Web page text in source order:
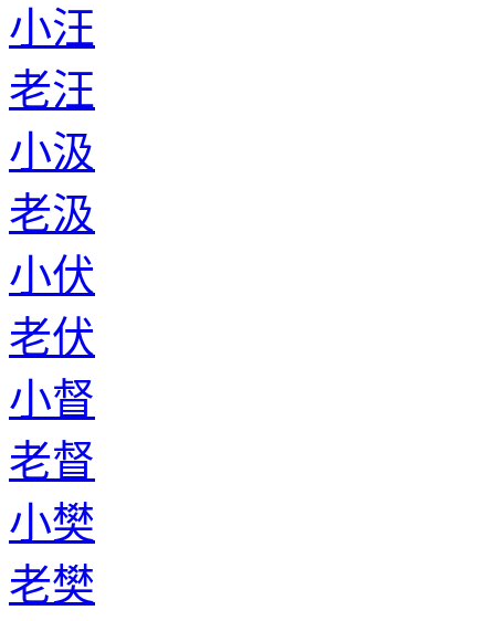
小汪
老汪
小汲
老汲
小伏
老伏
小督
老督
小樊
老樊